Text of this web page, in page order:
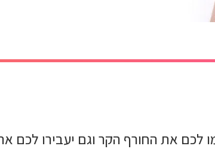
את החורף הקר וגם יעבירו לכם